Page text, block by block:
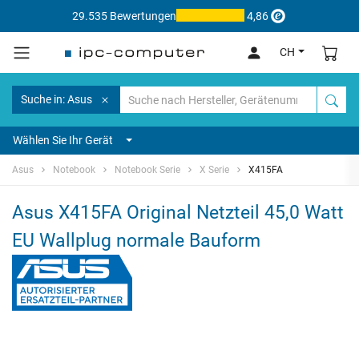
29.535 Bewertungen 4,86
CH
Suche in: Asus
Wählen Sie Ihr Gerät
Asus Notebook Notebook Serie X Serie X415FA
Asus X415FA Original Netzteil 45,0 Watt
EU Wallplug normale Bauform